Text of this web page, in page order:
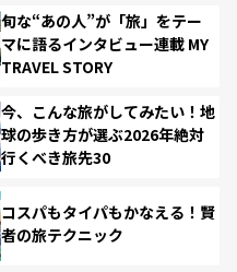
旬な“あの人”が「旅」をテー
マに語るインタビュー連載 MY
TRAVEL STORY
今、こんな旅がしてみたい！地
球の歩き方が選ぶ2026年絶対
行くべき旅先30
コスパもタイパもかなえる！賢
者の旅テクニック